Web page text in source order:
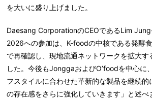
を大いに盛り上げました。
Daesang CorporationのCEOであるLim
2026への参加は、K-foodの中核である発酵
で再確認し、現地流通ネットワークを拡大す
した。今後もJonggaおよびO’foodを中心に
フスタイルに合わせた革新的な製品を継続
の存在感をさらに強化していきます」と述べ